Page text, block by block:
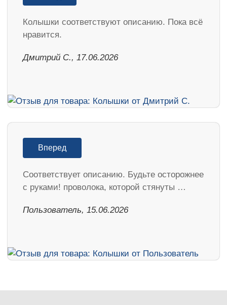
Колышки соответствуют описанию. Пока всё
нравится.
Дмитрий С., 17.06.2026
Вперед
Соответствует описанию. Будьте осторожнее
с руками! проволока, которой стянуты …
Пользователь, 15.06.2026